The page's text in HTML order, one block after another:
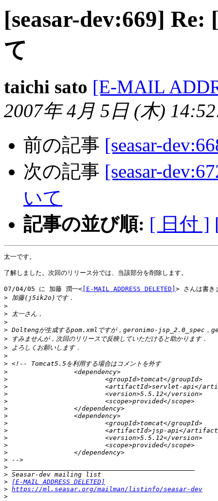
[seasar-dev:669]
て
taichi sato [E-MAIL
2007年 4月 5日 (木)
前の記事 [seasar-
次の記事 [seasar-
いて
記事の並び順: [ 日付 ]
太一です。
了解しました。次回のリリース分では、当該部分を削除します。
07/04/05 に 加藤 潤一< [E-MAIL ADDRESS DELETED] > さんは書き
>
>
>
>
>
>
>
>
>
>
>
>
>
>
>
>
>
>
>
>
>
>
>
>
>
[E-MAIL ADDRESS DELETED]
> https://ml.seasar.org/mailman/listinfo/seasar-dev
>